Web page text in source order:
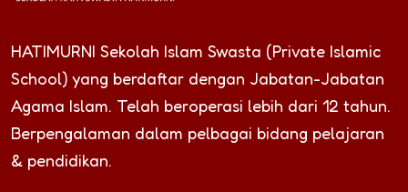
HATIMURNI Sekolah Islam Swasta (Private Islamic
School) yang berdaftar dengan Jabatan-Jabatan
Agama Islam. Telah beroperasi lebih dari 12 tahun.
Berpengalaman dalam pelbagai bidang pelajaran
& pendidikan.